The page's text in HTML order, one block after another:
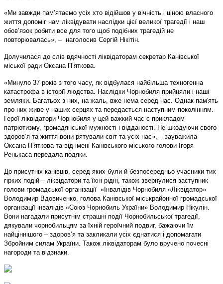
«Ми завжди пам’ятаємо усіх хто відійшов у вічність і ціною власного
життя допоміг нам ліквідувати наслідки цієї великої трагедії і наш
обов’язок робити все для того щоб подібних трагедій не
повторювалась», – наголосив Сергій Нікітін.
Долучилася до слів вдячності ліквідаторам секретар Канівської
міської ради Оксана П’яткова.
«Минуло 37 років з того часу, як відбулася найбільша техногенна
катастрофа в історії людства. Наслідки Чорнобиля прийняли і наші
земляки. Багатьох з них, на жаль, вже нема серед нас. Однак пам'ять
про них живе у наших серцях та передається наступним поколінням.
Герої-ліквідатори Чорнобиля у цей важкий час є прикладом
патріотизму, громадянської мужності і відданості. Не шкодуючи свого
здоров’я та життя вони рятували світ та усіх нас», – зауважила
Оксана П’яткова та від імені Канівського міського голови Ігоря
Ренькаса передала подяки.
До присутніх канівців, серед яких були й безпосередньо учасники тих
гірких подій – ліквідатори та їхні рідні, також звернулися заступник
голови громадської організації «Інвалідів Чорнобиля «Ліквідатор»
Володимир Вдовиченко, голова Канівської міськрайонної громадської
організації інвалідів «Союз Чорнобиль України» Володимир Нікулін.
Вони нагадали присутнім страшні події Чорнобильської трагедії,
дякували чорнобильцям за їхній героїчний подвиг, бажаючи їм
найціннішого – здоров’я та закликали усіх єднатися і допомагати
Збройним силам України. Також ліквідаторам було вручено почесні
нагороди та відзнаки.